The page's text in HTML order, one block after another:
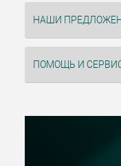
НАШИ
ПОМОЩЬ И